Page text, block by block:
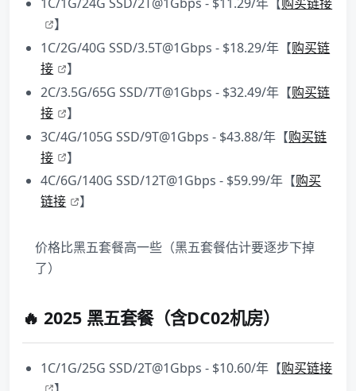
】
1C/2G/40G SSD/3.5T@1Gbps - $18.29/年【购买链
接
】
2C/3.5G/65G SSD/7T@1Gbps - $32.49/年【购买链
接
】
3C/4G/105G SSD/9T@1Gbps - $43.88/年【购买链
接
】
4C/6G/140G SSD/12T@1Gbps - $59.99/年【购买
链接
】
价格比黑五套餐高一些（黑五套餐估计要逐步下掉
了）
🔥 2025 黑五套餐（含DC02机房）
1C/1G/25G SSD/2T@1Gbps - $10.60/年【购买链接